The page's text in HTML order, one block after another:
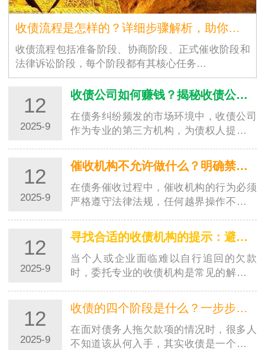
收债流程是怎样的？详细步骤解析，助你高效追回欠款
收债流程包括准备阶段、协商阶段、正式催收阶段和
法律诉讼阶段，每个阶段都有其核心任务…
12
2025-9
收债公司如何赚钱？揭秘收债公司的盈利模式
在债务纠纷频发的市场环境中，收债公司
作为专业的第三方机构，为债权人提供欠
说，收债公司如何赚钱是一个充满好奇的
问题。其实，收债公司的盈…
12
2025-9
催收机构不允许做什么？明确禁区，避免踩坑
在债务催收过程中，催收机构的行为必须
严格遵守法律法规，任何越界操作不仅会
陷入法律纠纷。了解催收机构不允许做的
事，既能帮助债务人维护…
12
2025-9
寻找合适的收债机构的提示：避开陷阱，选对专业帮手
当个人或企业面临难以自行追回的欠款
时，委托专业的收债机构是常见的解决方
不当，可能不仅追不回欠款，还会陷入法
律纠纷或遭受二次损失。因…
12
2025-9
收债的四个阶段是什么？一步步教你合法高效追回欠款
在面对债务人拖欠款项的情况时，很多人
不知道该从何入手，其实收债是一个有章